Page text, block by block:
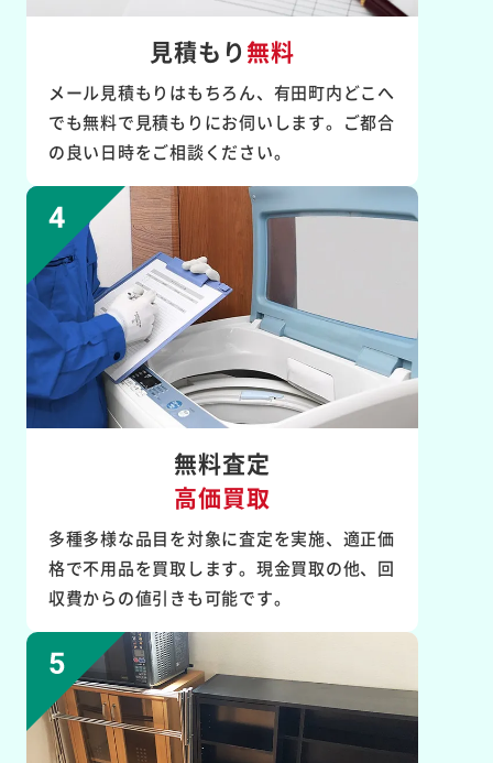
見積もり無料
メール見積もりはもちろん、有田町内どこへ
でも無料で見積もりにお伺いします。ご都合
の良い日時をご相談ください。
無料査定
高価買取
多種多様な品目を対象に査定を実施、適正価
格で不用品を買取します。現金買取の他、回
収費からの値引きも可能です。